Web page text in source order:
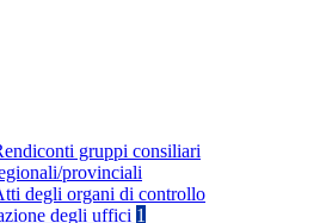
gruppi consiliari
provinciali
degli organi di controllo
degli uffici 1